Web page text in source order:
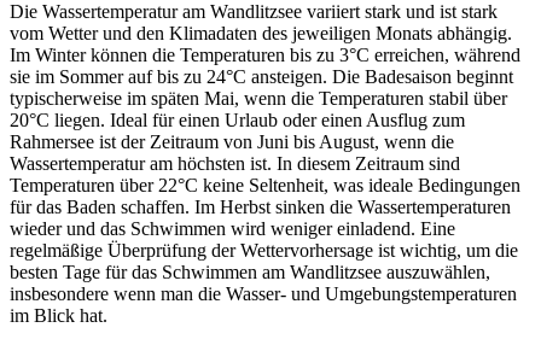
Die Wassertemperatur am Wandlitzsee variiert stark und ist stark
vom Wetter und den Klimadaten des jeweiligen Monats abhängig.
Im Winter können die Temperaturen bis zu 3°C erreichen, während
sie im Sommer auf bis zu 24°C ansteigen. Die Badesaison beginnt
typischerweise im späten Mai, wenn die Temperaturen stabil über
20°C liegen. Ideal für einen Urlaub oder einen Ausflug zum
Rahmersee ist der Zeitraum von Juni bis August, wenn die
Wassertemperatur am höchsten ist. In diesem Zeitraum sind
Temperaturen über 22°C keine Seltenheit, was ideale Bedingungen
für das Baden schaffen. Im Herbst sinken die Wassertemperaturen
wieder und das Schwimmen wird weniger einladend. Eine
regelmäßige Überprüfung der Wettervorhersage ist wichtig, um die
besten Tage für das Schwimmen am Wandlitzsee auszuwählen,
insbesondere wenn man die Wasser- und Umgebungstemperaturen
im Blick hat.